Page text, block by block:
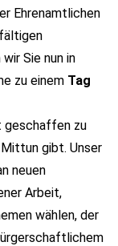
Ehrenamtlichen
Sie nun in
zu einem Tag
geschaffen zu
gibt. Unser
neuen
Arbeit,
wählen, der